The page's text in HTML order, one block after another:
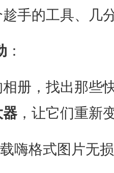
手的工具、几
：
册，找出那些
，让它们重新
嗨格式图片无